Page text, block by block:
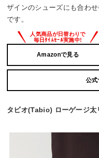
ザインのシューズにも合わ
です。
Amazonで見る
公式
タビオ(Tabio) ローゲージ太